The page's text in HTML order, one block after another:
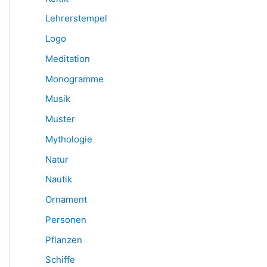
Lehrerstempel
Logo
Meditation
Monogramme
Musik
Muster
Mythologie
Natur
Nautik
Ornament
Personen
Pflanzen
Schiffe